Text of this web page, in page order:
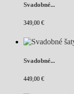
Svadobné...
349,00 €
Svadobné...
449,00 €